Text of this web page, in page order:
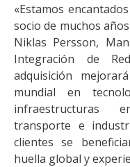
«Estamos
socio de muchos
Niklas Persson,
Integración de
adquisición
mundial en
infraestructuras
transporte e
clientes se
huella global y